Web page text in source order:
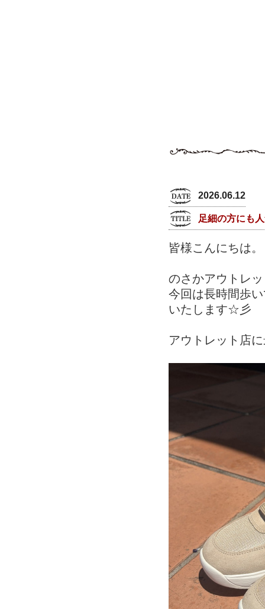
2026.06.12
足細の方にも
皆様こんにちは。
のさかアウトレ
今回は長時間歩
いたします☆彡
アウトレット店